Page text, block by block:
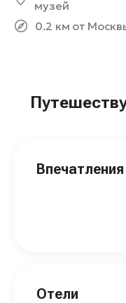
музей
0.2 км от
Впечатления
Отели